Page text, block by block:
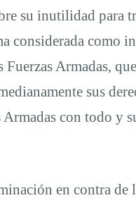
su inutilidad para
considerada como
Armadas,
sus
con todo y
en contra de